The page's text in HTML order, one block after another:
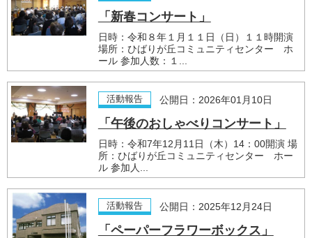
「新春コンサート」
日時：令和８年１月１１日（日）１１時開演
場所：ひばりが丘コミュニティセンター ホ
ール 参加人数：１...
活動報告 公開日：2026年01月10日
「午後のおしゃべりコンサート」
日時：令和7年12月11日（木）14：00開演 場
所：ひばりが丘コミュニティセンター ホー
ル 参加人...
活動報告 公開日：2025年12月24日
「ペーパーフラワーボックス」